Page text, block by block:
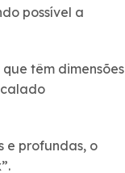
possível a
têm dimensões
calado
e profundas, o